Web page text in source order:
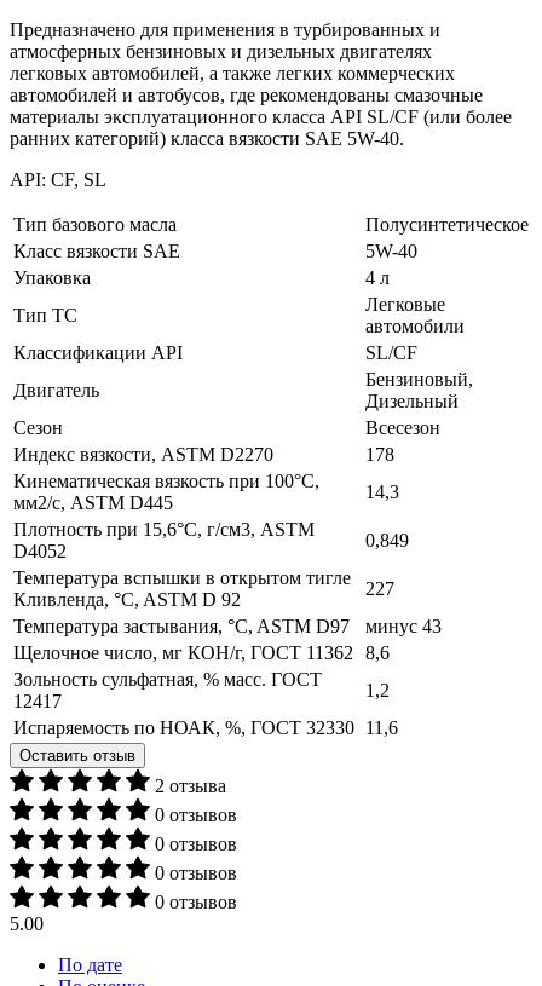
Предназначено для применения в турбированных и
атмосферных бензиновых и дизельных двигателях
легковых автомобилей, а также легких коммерческих
автомобилей и автобусов, где рекомендованы смазочные
материалы эксплуатационного класса API SL/CF (или более
ранних категорий) класса вязкости SAE 5W-40.
API: CF, SL
Тип базового масла
Полусинтетическое
Класс вязкости SAE
5W-40
Упаковка
4 л
Тип ТС
Легковые
автомобили
Классификации API
SL/CF
Двигатель
Бензиновый,
Дизельный
Сезон
Всесезон
Индекс вязкости, ASTM D2270
178
Кинематическая вязкость при 100°C,
мм2/с, ASTM D445
14,3
Плотность при 15,6°С, г/см3, ASTM
D4052
0,849
Температура вспышки в открытом тигле
Кливленда, °C, ASTM D 92
227
Температура застывания, °C, ASTM D97
минус 43
Щелочное число, мг КОН/г, ГОСТ 11362
8,6
Зольность сульфатная, % масс. ГОСТ
12417
1,2
Испаряемость по НОАК, %, ГОСТ 32330 11,6
Оставить отзыв
2 отзыва
0 отзывов
0 отзывов
0 отзывов
0 отзывов
5.00
По дате